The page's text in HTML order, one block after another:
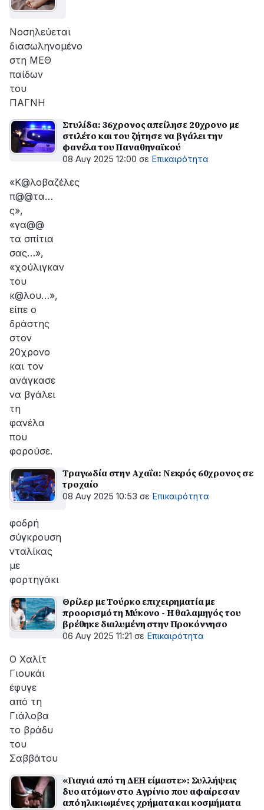
Νοσηλεύεται
διασωληνομένο
στη ΜΕΘ
παίδων
του
ΠΑΓΝΗ
Στυλίδα: 36χρονος απείλησε 20χρονο με
στιλέτο και του ζήτησε να βγάλει την
φανέλα του Παναθηναϊκού
08 Αυγ 2025 12:00 σε Επικαιρότητα
«Κ@λοβαζέλες
π@@τα…
ς»,
«γα@@
τα σπίτια
σας…»,
«χούλιγκαν
του
κ@λου…»,
είπε ο
δράστης
στον
20χρονο
και τον
ανάγκασε
να βγάλει
τη
φανέλα
που
φορούσε.
Τραγωδία στην Αχαΐα: Νεκρός 60χρονος σε
τροχαίο
08 Αυγ 2025 10:53 σε Επικαιρότητα
φοδρή
σύγκρουση
νταλίκας
με
φορτηγάκι
Θρίλερ με Τούρκο επιχειρηματία με
προορισμό τη Μύκονο - Η θαλαμηγός του
βρέθηκε διαλυμένη στην Προκόννησο
06 Αυγ 2025 11:21 σε Επικαιρότητα
Ο Χαλίτ
Γιουκάι
έφυγε
από τη
Γιάλοβα
το βράδυ
του
Σαββάτου
«Γιαγιά από τη ΔΕΗ είμαστε»: Συλλήψεις
δυο ατόμων στο Αγρίνιο που αφαίρεσαν
από ηλικιωμένες χρήματα και κοσμήματα